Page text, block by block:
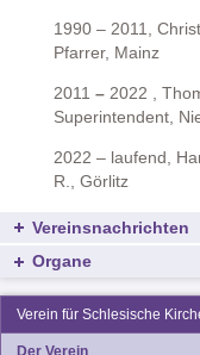
1990 – 2011,
Pfarrer, Mainz
2011 – 2022 ,
Superintendent,
2022 – laufend,
R., Görlitz
Vereinsnachrichten
Organe
Verein für Schlesische
Der Verein